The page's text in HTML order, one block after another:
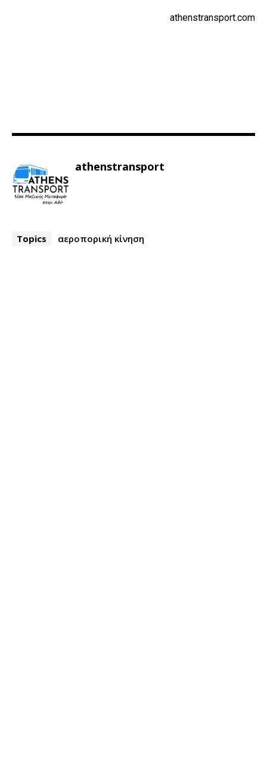
athenstransport.com
athenstransport
Topics αεροπορική κίνηση